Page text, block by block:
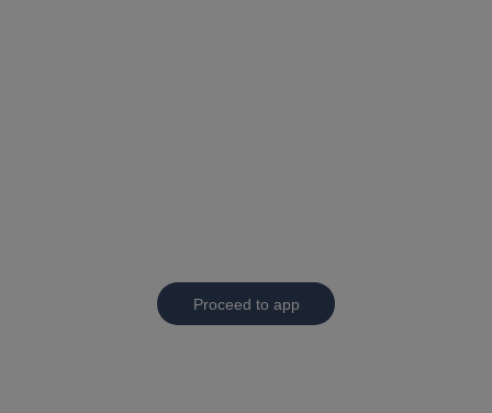
Proceed to app